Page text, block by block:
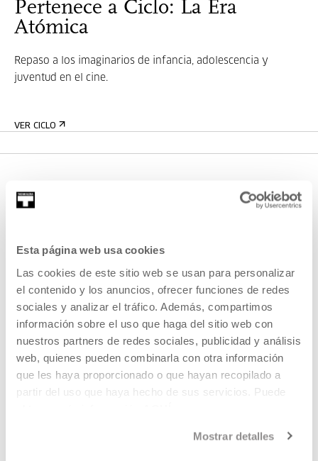
Esta página web usa cookies
Las cookies de este sitio web se usan para personalizar
el contenido y los anuncios, ofrecer funciones de redes
sociales y analizar el tráfico. Además, compartimos
información sobre el uso que haga del sitio web con
nuestros partners de redes sociales, publicidad y análisis
web, quienes pueden combinarla con otra información
que les haya proporcionado o que hayan recopilado a
partir del uso que haya hecho de sus servicios. Puede
Mostrar detalles
Pertenece a Ciclo: La Era
Atómica
Repaso a los imaginarios de infancia, adolescencia y
juventud en el cine.
VER CICLO
REGÍSTRATE AL BOLETÍN
AGENDA
VISÍTANOS
CONTACTO Y HORARIOS
CÓMO LLEGAR